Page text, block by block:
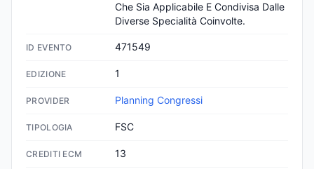
Che Sia Applicabile E Condivisa Dalle
Diverse Specialità Coinvolte.
ID EVENTO 471549
EDIZIONE 1
PROVIDER Planning Congressi
TIPOLOGIA FSC
CREDITI ECM 13